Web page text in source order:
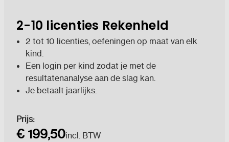
2-10 licenties Rekenheld
2 tot 10 licenties, oefeningen op maat van elk
kind.
Een login per kind zodat je met de
resultatenanalyse aan de slag kan.
Je betaalt jaarlijks.
Huidige
voorraad:
Prijs:
€ 199,50incl. BTW